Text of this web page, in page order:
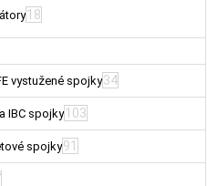
18
vystužené spojky34
IBC spojky 103
spojky91